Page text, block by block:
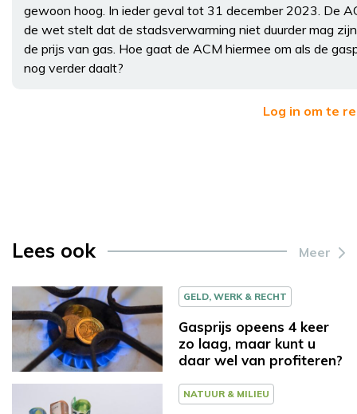
gewoon hoog. In ieder geval tot 31 december 2023. De
de wet stelt dat de stadsverwarming niet duurder mag
de prijs van gas. Hoe gaat de ACM hiermee om als de
nog verder daalt?
Log in om te
Lees ook Meer
GELD, WERK & RECHT
Gasprijs opeens 4 keer
zo laag, maar kunt u
daar wel van profiteren?
NATUUR & MILIEU